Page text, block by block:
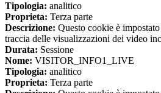
Tipologia: analitico
Proprieta: Terza parte
Descrizione: Questo cookie è
traccia delle visualizzazioni dei video
Durata: Sessione
Nome: VISITOR_INFO1_LIVE
Tipologia: analitico
Proprieta: Terza parte